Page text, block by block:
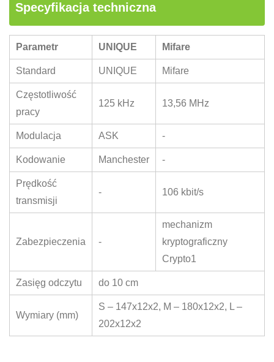
Specyfikacja techniczna
Parametr UNIQUE Mifare
Standard UNIQUE Mifare
Częstotliwość
pracy
125 kHz 13,56 MHz
Modulacja ASK -
Kodowanie Manchester -
Prędkość
transmisji
- 106 kbit/s
Zabezpieczenia -
mechanizm
kryptograficzny
Crypto1
Zasięg odczytu do 10 cm
Wymiary (mm)
S – 147x12x2, M – 180x12x2, L –
202x12x2